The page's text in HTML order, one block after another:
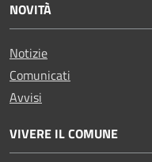
NOVITÀ
Notizie
Comunicati
Avvisi
VIVERE IL COMUNE